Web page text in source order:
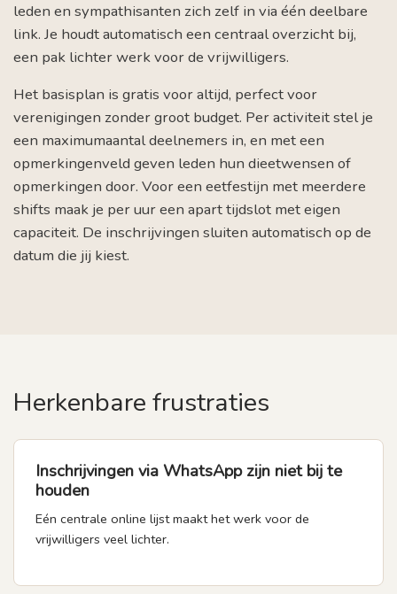
leden en sympathisanten zich zelf in via één deelbare
link. Je houdt automatisch een centraal overzicht bij,
een pak lichter werk voor de vrijwilligers.
Het basisplan is gratis voor altijd, perfect voor
verenigingen zonder groot budget. Per activiteit stel je
een maximumaantal deelnemers in, en met een
opmerkingenveld geven leden hun dieetwensen of
opmerkingen door. Voor een eetfestijn met meerdere
shifts maak je per uur een apart tijdslot met eigen
capaciteit. De inschrijvingen sluiten automatisch op de
datum die jij kiest.
Herkenbare frustraties
Inschrijvingen via WhatsApp zijn niet bij te
houden
Eén centrale online lijst maakt het werk voor de
vrijwilligers veel lichter.